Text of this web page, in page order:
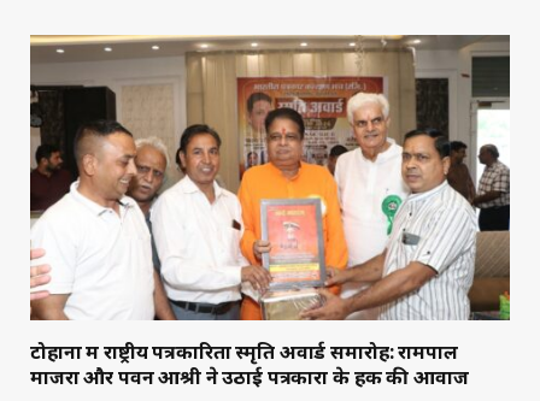
टोहाना में राष्ट्रीय पत्रकारिता स्मृति अवार्ड समारोह: रामपाल
माजरा और पवन आश्री ने उठाई पत्रकारों के हक की आवाज